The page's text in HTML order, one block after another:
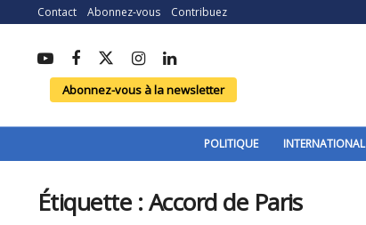
Contact Abonnez-vous Contribuez
Abonnez-vous à la newsletter
POLITIQUE INTERNATIONAL
Étiquette :Accord de Paris